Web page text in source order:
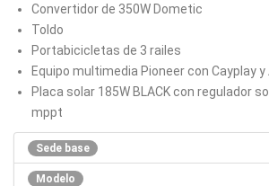
Convertidor de 350W Dometic
Toldo
Portabicicletas de 3 railes
Equipo multimedia Pioneer con Cayplay y
Placa solar 185W BLACK con regulador
mppt
Sede base
Modelo